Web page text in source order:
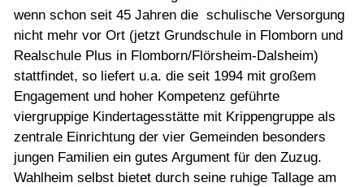
Bürgerprojekt
Tourismus & Kultur
Wirtschaft
wenn schon seit 45 Jahren die schulische Versorgung
nicht mehr vor Ort (jetzt Grundschule in Flomborn und
Realschule Plus in Flomborn/Flörsheim-Dalsheim)
stattfindet, so liefert u.a. die seit 1994 mit großem
Engagement und hoher Kompetenz geführte
viergruppige Kindertagesstätte mit Krippengruppe als
zentrale Einrichtung der vier Gemeinden besonders
jungen Familien ein gutes Argument für den Zuzug.
Wahlheim selbst bietet durch seine ruhige Tallage am